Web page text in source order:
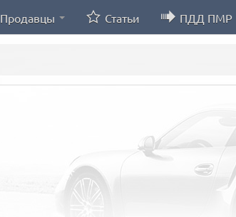
Продавцы Статьи ПДД ПМР